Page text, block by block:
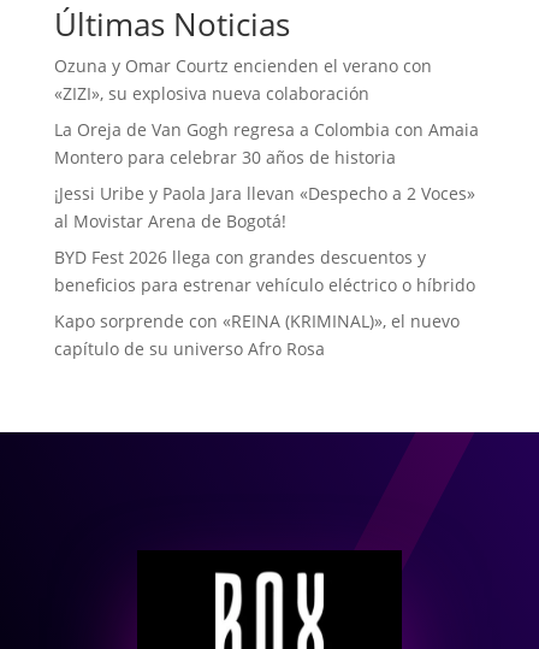
Últimas Noticias
Ozuna y Omar Courtz encienden el verano con
«ZIZI», su explosiva nueva colaboración
La Oreja de Van Gogh regresa a Colombia con Amaia
Montero para celebrar 30 años de historia
¡Jessi Uribe y Paola Jara llevan «Despecho a 2 Voces»
al Movistar Arena de Bogotá!
BYD Fest 2026 llega con grandes descuentos y
beneficios para estrenar vehículo eléctrico o híbrido
Kapo sorprende con «REINA (KRIMINAL)», el nuevo
capítulo de su universo Afro Rosa